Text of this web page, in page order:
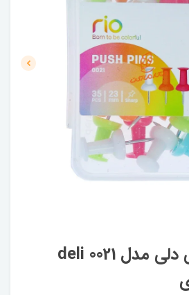
پونز نقشه رنگی دلی مدل 0021 deli